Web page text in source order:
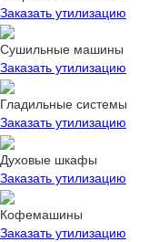
Заказать утилизацию
Сушильные машины
Заказать утилизацию
Гладильные системы
Заказать утилизацию
Духовые шкафы
Заказать утилизацию
Кофемашины
Заказать утилизацию